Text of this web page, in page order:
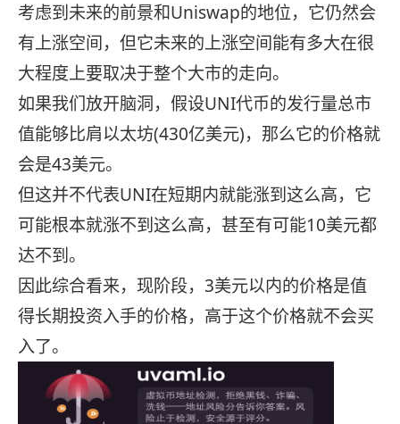
考虑到未来的前景和Uniswap的地位，它仍然会
有上涨空间，但它未来的上涨空间能有多大在很
大程度上要取决于整个大市的走向。
如果我们放开脑洞，假设UNI代币的发行量总市
值能够比肩以太坊(430亿美元)，那么它的价格就
会是43美元。
但这并不代表UNI在短期内就能涨到这么高，它
可能根本就涨不到这么高，甚至有可能10美元都
达不到。
因此综合看来，现阶段，3美元以内的价格是值
得长期投资入手的价格，高于这个价格就不会买
入了。